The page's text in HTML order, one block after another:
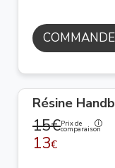
Résine
15€Prix de
comparaison
13€